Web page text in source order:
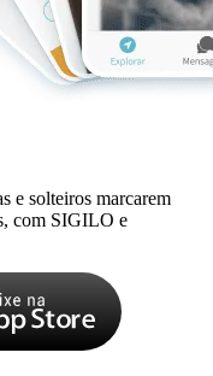
e solteiros marcarem
com SIGILO e